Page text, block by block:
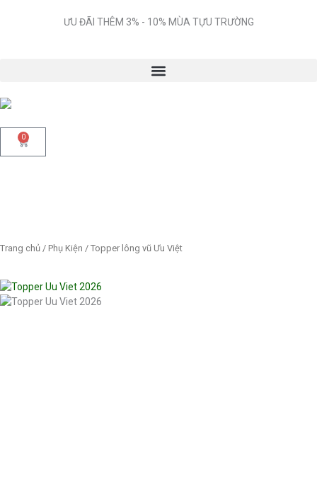
ƯU ĐÃI THÊM 3% - 10% MÙA TỰU TRƯỜNG
0
Cart
Trang chủ / Phụ Kiện / Topper lông vũ Ưu Việt